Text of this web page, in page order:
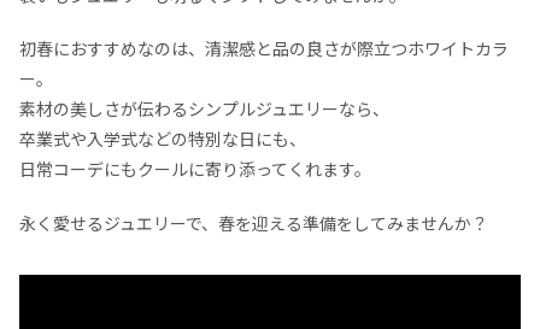
初春におすすめなのは、清潔感と品の良さが際立つホワイトカラ
ー。
素材の美しさが伝わるシンプルジュエリーなら、
卒業式や入学式などの特別な日にも、
日常コーデにもクールに寄り添ってくれます。
永く愛せるジュエリーで、春を迎える準備をしてみませんか？